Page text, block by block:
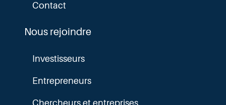
Contact
Nous rejoindre
Investisseurs
Entrepreneurs